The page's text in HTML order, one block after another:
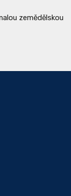
zemědělskou